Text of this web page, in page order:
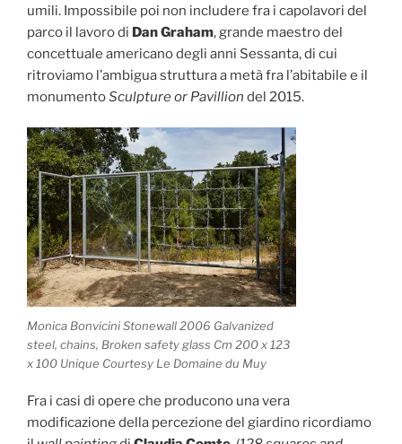
umili. Impossibile poi non includere fra i capolavori del
parco il lavoro di Dan Graham, grande maestro del
concettuale americano degli anni Sessanta, di cui
ritroviamo l’ambigua struttura a metà fra l’abitabile e il
monumentoSculpture or Pavillion del 2015.
Monica Bonvicini Stonewall 2006 Galvanized
steel, chains, Broken safety glass Cm 200 x 123
x 100 Unique Courtesy Le Domaine du Muy
Fra i casi di opere che producono una vera
modificazione della percezione del giardino ricordiamo